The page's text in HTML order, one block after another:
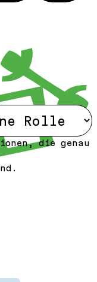
die genau